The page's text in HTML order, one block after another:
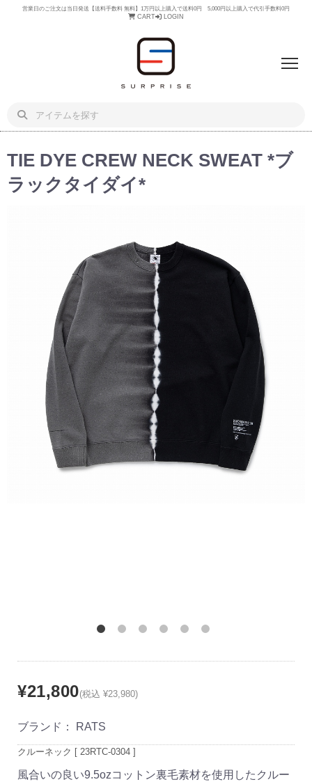
営業日のご注文は当日発送【送料手数料 無料】1万円以上購入で送料0円 5,000円以上購入で代引手数料0円
CART LOGIN
TIE DYE CREW NECK SWEAT *ブ
ラックタイダイ*
¥21,800(税込 ¥23,980)
ブランド： RATS
クルーネック [ 23RTC-0304 ]
風合いの良い9.5ozコットン裏毛素材を使用したクルー